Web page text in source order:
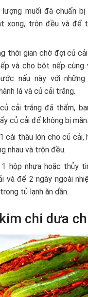
lượng muối đã chuẩn bị
xong, trộn đều và để
thời gian chờ đợi củ
và cho bột nếp
nấu này với
lá và củ cải trắng.
cải trắng đã thấm,
củ cải để không bị mặn.
cái thâu lớn cho củ cải,
nhau và trộn đều.
hộp nhựa hoặc thủy
và để 2 ngày ngoài
tủ lạnh ăn dần.
chi dưa